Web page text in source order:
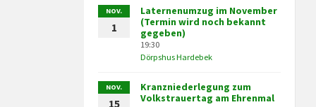
NOV.
1
Laternenumzug im November
(Termin wird noch bekannt
gegeben)
19:30
Dörpshus Hardebek
NOV.
15
Kranzniederlegung zum
Volkstrauertag am Ehrenmal